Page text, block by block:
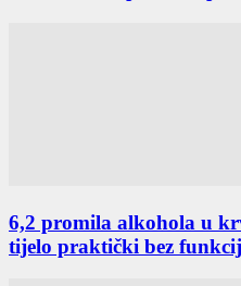
6,2 promila alkohola u
tijelo praktički bez